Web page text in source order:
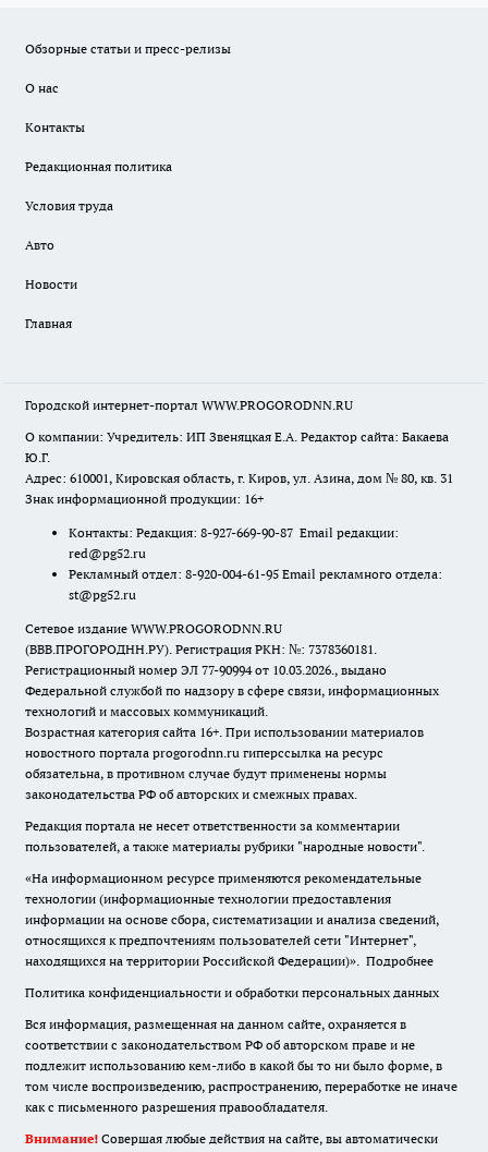
Обзорные статьи и пресс-релизы
О нас
Контакты
Редакционная политика
Условия труда
Авто
Новости
Главная
Городской интернет-портал WWW.PROGORODNN.RU
О компании: Учредитель: ИП Звеняцкая Е.А. Редактор сайта: Бакаева
Ю.Г.
Адрес: 610001, Кировская область, г. Киров, ул. Азина, дом № 80, кв. 31
Знак информационной продукции: 16+
Контакты: Редакция: 8-927-669-90-87 Email редакции:
red@pg52.ru
Рекламный отдел: 8-920-004-61-95 Email рекламного отдела:
st@pg52.ru
Сетевое издание WWW.PROGORODNN.RU
(ВВВ.ПРОГОРОДНН.РУ). Регистрация РКН: №: 7378360181.
Регистрационный номер ЭЛ 77-90994 от 10.03.2026., выдано
Федеральной службой по надзору в сфере связи, информационных
технологий и массовых коммуникаций.
Возрастная категория сайта 16+. При использовании материалов
новостного портала progorodnn.ru гиперссылка на ресурс
обязательна, в противном случае будут применены нормы
законодательства РФ об авторских и смежных правах.
Редакция портала не несет ответственности за комментарии
пользователей, а также материалы рубрики "народные новости".
«На информационном ресурсе применяются рекомендательные
технологии (информационные технологии предоставления
информации на основе сбора, систематизации и анализа сведений,
относящихся к предпочтениям пользователей сети "Интернет",
находящихся на территории Российской Федерации)». Подробнее
Политика конфиденциальности и обработки персональных данных
Вся информация, размещенная на данном сайте, охраняется в
соответствии с законодательством РФ об авторском праве и не
подлежит использованию кем-либо в какой бы то ни было форме, в
том числе воспроизведению, распространению, переработке не иначе
как с письменного разрешения правообладателя.
Внимание! Совершая любые действия на сайте, вы автоматически